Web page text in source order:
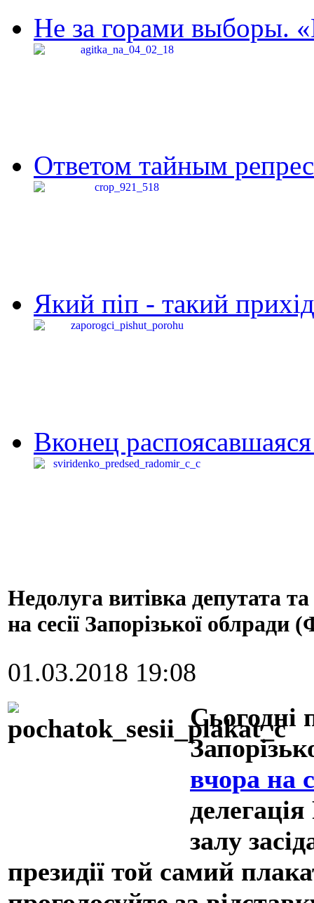
Не за горами выборы.
Ответом тайным
Який піп - такий
Вконец
Недолуга витівка депутата
на сесії Запорізької облради
01.03.2018 19:08
Сьогодні
вчора на
залу
президії той самий